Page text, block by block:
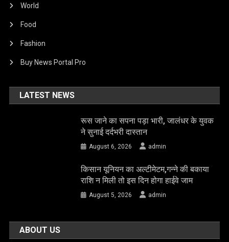
World
Food
Fashion
Buy News Portal Pro
LATEST NEWS
रूस जाने का सपना पड़ा भारी, जालंधर के युवक
ने सुनाई दर्दभरी दास्तान
August 6, 2026 admin
किसान यूनियन का अल्टीमेटम,गन्ने की बकाया
राशि न मिली तो इस दिन होगा हाईवे जाम
August 5, 2026 admin
ABOUT US